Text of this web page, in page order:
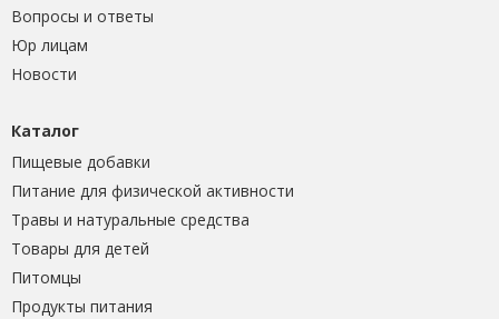
Вопросы и ответы
Юр лицам
Новости
Каталог
Пищевые добавки
Питание для физической активности
Травы и натуральные средства
Товары для детей
Питомцы
Продукты питания